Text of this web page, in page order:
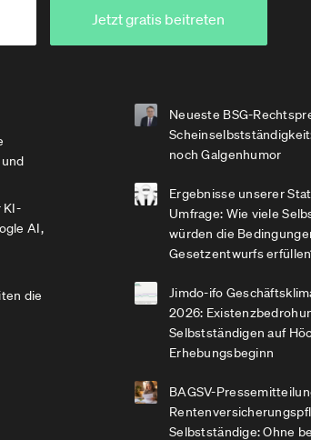
Jetzt gratis beitreten
KI-
AI,
die
Neueste BSG-
noch Galgenhumor
Ergebnisse unserer
Umfrage: Wie viele
würden die
Gesetzentwurfs
Jimdo-ifo
2026:
Selbstständigen auf
Erhebungsbeginn
BAGSV-
Selbstständige: Ohne